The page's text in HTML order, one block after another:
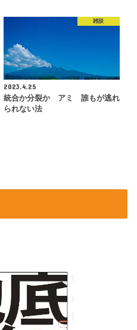
雑談
2023.4.25
統合か分裂か アミ 誰もが逃れ
られない法